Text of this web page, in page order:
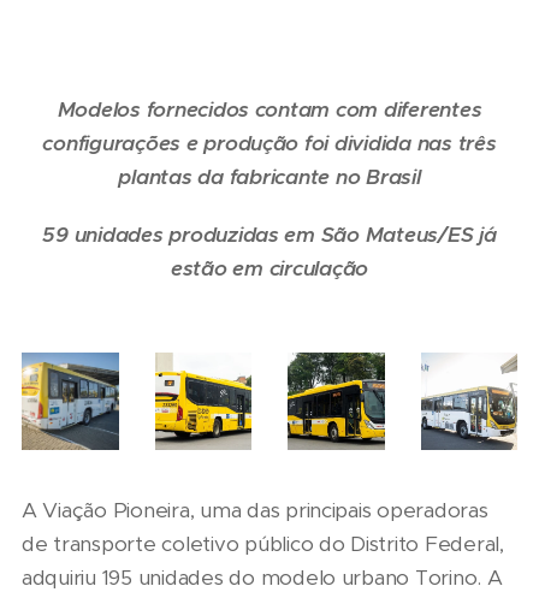
Modelos fornecidos contam com diferentes
configurações e produção foi dividida nas três
plantas da fabricante no Brasil
59 unidades produzidas em São Mateus/ES já
estão em circulação
A Viação Pioneira, uma das principais operadoras
de transporte coletivo público do Distrito Federal,
adquiriu 195 unidades do modelo urbano Torino. A